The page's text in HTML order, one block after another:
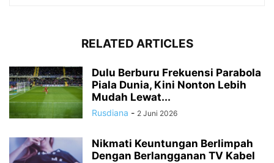
RELATED ARTICLES
Dulu Berburu Frekuensi Parabola
Piala Dunia, Kini Nonton Lebih
Mudah Lewat...
Rusdiana - 2 Juni 2026
Nikmati Keuntungan Berlimpah
Dengan Berlangganan TV Kabel